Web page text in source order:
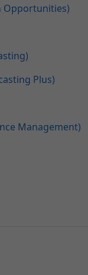
Opportunities)
Plus)
Management)